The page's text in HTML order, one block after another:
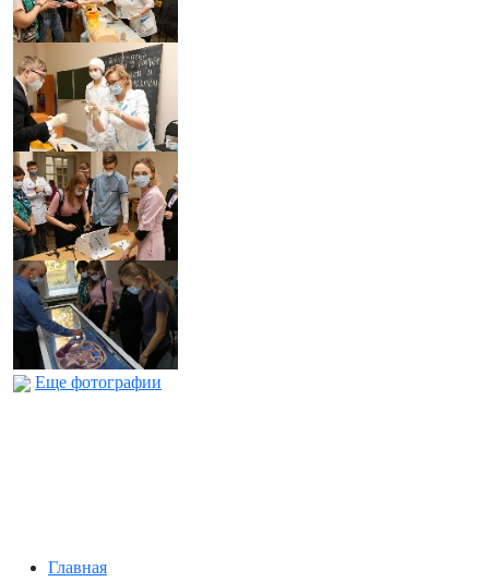
Еще фотографии
Главная